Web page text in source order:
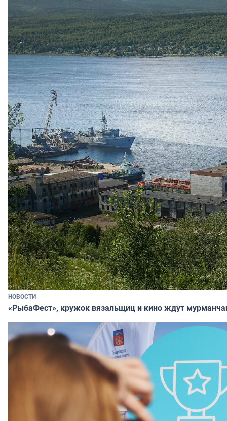
НОВОСТИ
«РыбаФест», кружок вязальщиц и кино ждут